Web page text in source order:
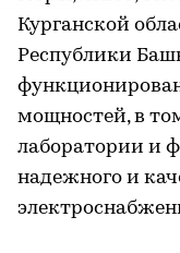
Курганской
Республики
мощностей, в
лаборатории и
надежного и